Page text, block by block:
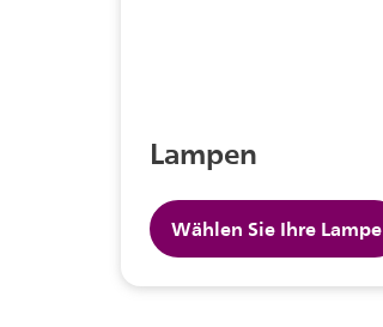
Lampen
Wählen Sie Ihre Lampe